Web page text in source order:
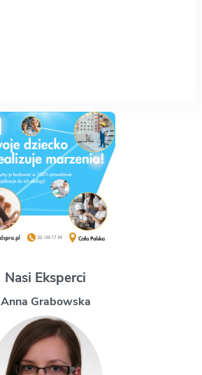
Nasi Eksperci
Magdalena Uchman